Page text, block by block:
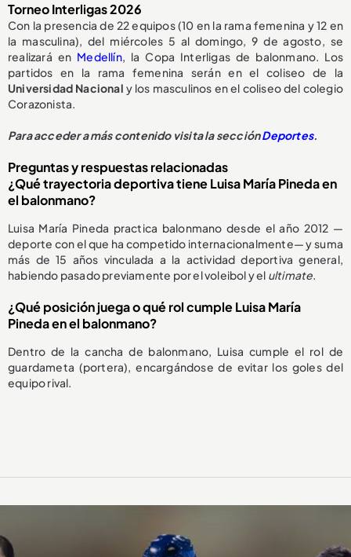
Torneo Interligas 2026
Con la presencia de 22 equipos (10 en la rama femenina y 12 en
la masculina), del miércoles 5 al domingo, 9 de agosto, se
realizará en Medellín, la Copa Interligas de balonmano. Los
partidos en la rama femenina serán en el coliseo de la
Universidad Nacional y los masculinos en el coliseo del colegio
Corazonista.
Para acceder a más contenido visita la secciónDeportes.
Preguntas y respuestas relacionadas
¿Qué trayectoria deportiva tiene Luisa María Pineda en
el balonmano?
Luisa María Pineda practica balonmano desde el año 2012 —
deporte con el que ha competido internacionalmente— y suma
más de 15 años vinculada a la actividad deportiva general,
habiendo pasado previamente por el voleibol y el ultimate.
¿Qué posición juega o qué rol cumple Luisa María
Pineda en el balonmano?
Dentro de la cancha de balonmano, Luisa cumple el rol de
guardameta (portera), encargándose de evitar los goles del
equipo rival.